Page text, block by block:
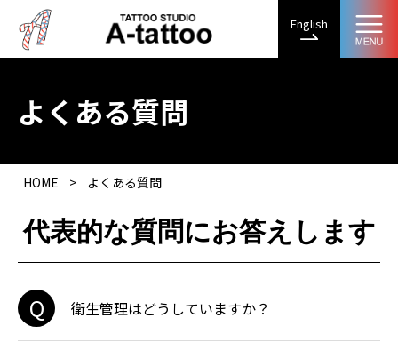
English
よくある質問
HOME > よくある質問
代表的な質問にお答えします
Q 衛生管理はどうしていますか？